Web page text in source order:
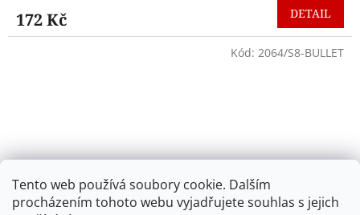
Tento web používá soubory cookie. Dalším
procházením tohoto webu vyjadřujete souhlas s jejich
172 Kč DETAIL
Kód: 2064/S8-BULLET